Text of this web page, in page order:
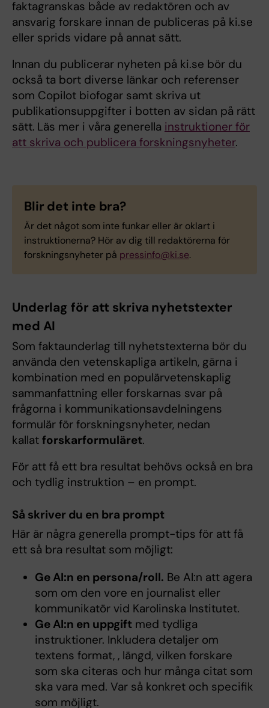
faktagranskas både av redaktören och av
ansvarig forskare innan de publiceras på ki.se
eller sprids vidare på annat sätt.
Innan du publicerar nyheten på ki.se bör du
också ta bort diverse länkar och referenser
som Copilot biofogar samt skriva ut
publikationsuppgifter i botten av sidan på rätt
sätt. Läs mer i våra generella instruktioner för
att skriva och publicera forskningsnyheter.
Blir det inte bra?
Är det något som inte funkar eller är oklart i
instruktionerna? Hör av dig till redaktörerna för
forskningsnyheter på pressinfo@ki.se.
Underlag för att skriva nyhetstexter
med AI
Som faktaunderlag till nyhetstexterna bör du
använda den vetenskapliga artikeln, gärna i
kombination med en populärvetenskaplig
sammanfattning eller forskarnas svar på
frågorna i kommunikationsavdelningens
formulär för forskningsnyheter, nedan
kallat forskarformuläret.
För att få ett bra resultat behövs också en bra
och tydlig instruktion – en prompt.
Så skriver du en bra prompt
Här är några generella prompt-tips för att få
ett så bra resultat som möjligt:
Ge AI:n en persona/roll. Be AI:n att agera
som om den vore en journalist eller
kommunikatör vid Karolinska Institutet.
Ge AI:n en uppgiftmed tydliga
instruktioner. Inkludera detaljer om
textens format, , längd, vilken forskare
som ska citeras och hur många citat som
ska vara med. Var så konkret och specifik
som möjligt.